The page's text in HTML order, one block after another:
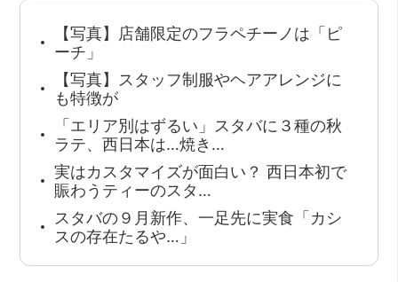
【写真】店舗限定のフラペチーノは「ピ
ーチ」
【写真】スタッフ制服やヘアアレンジに
も特徴が
「エリア別はずるい」スタバに３種の秋
ラテ、西日本は…焼き…
実はカスタマイズが面白い？ 西日本初で
賑わうティーのスタ…
スタバの９月新作、一足先に実食「カシ
スの存在たるや…」